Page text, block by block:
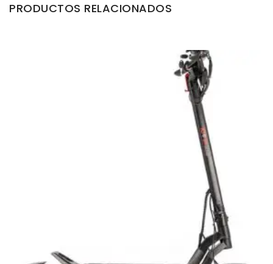
PRODUCTOS RELACIONADOS